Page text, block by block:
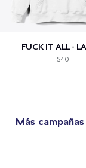
FUCK IT ALL -
$40
Más